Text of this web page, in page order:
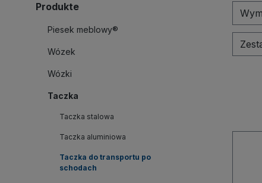
Produkte
Piesek meblowy®
Wózek
Wózki
Taczka
Taczka stalowa
Taczka aluminiowa
Taczka do transportu po
schodach